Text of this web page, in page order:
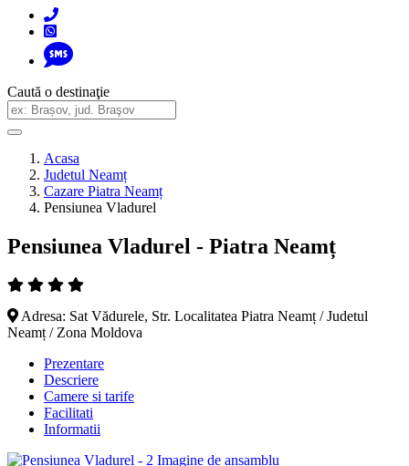
Caută o destinaţie
Acasa
Judetul Neamț
Cazare Piatra Neamț
Pensiunea Vladurel
Pensiunea Vladurel - Piatra Neamț
Adresa: Sat Vădurele, Str. Localitatea Piatra Neamț / Judetul
Neamț / Zona Moldova
Prezentare
Descriere
Camere si tarife
Facilitati
Informatii